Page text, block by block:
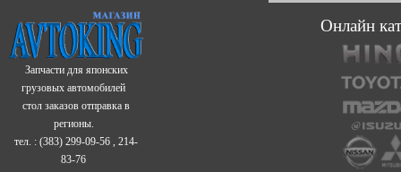
Онлайн
Запчасти для японских
грузовых автомобилей
стол заказов отправка в
регионы.
тел. : (383) 299-09-56 , 214-
83-76